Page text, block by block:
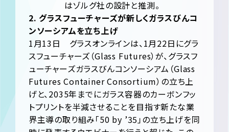
はゾルグ社の設計と推測。
2. グラスフューチャーズが新しくガラスびんコ
ンソーシアムを立ち上げ
1月13日 グラスオンラインは、1月22日にグラ
スフューチャーズ（Glass Futures）が、グラスフ
ューチャーズガラスびんコンソーシアム（Glass
Futures Container Consortium）の立ち上
げと、2035年までにガラス容器のカーボンフッ
トプリントを半減させることを目指す新たな業
界主導の取り組み「50 by ’35」の立ち上げを同